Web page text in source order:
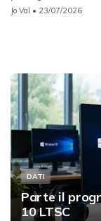
Jo Val • 23/07/2026
DATI
Parte il
10 LTSC